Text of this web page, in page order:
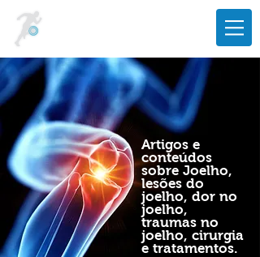
Artigos e
conteúdos
sobre Joelho,
lesões do
joelho, dor no
joelho,
traumas no
joelho, cirurgia
e tratamentos.